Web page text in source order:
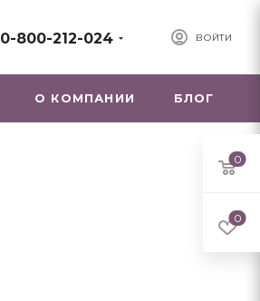
ВОЙТИ
0-800-212-024
О КОМПАНИИ БЛОГ
0
0